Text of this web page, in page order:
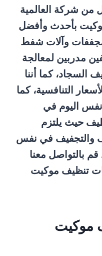
من شركة العالمية
بأحدث وأفضل
وآلات شفط
مدربين لمعالجة
السجاد، كما أننا
التنافسية، كما
اليوم في
حيث يلتزم
والتجفيف في نفس
قم بالتواصل معنا
تنظيف موكيت
موكيت